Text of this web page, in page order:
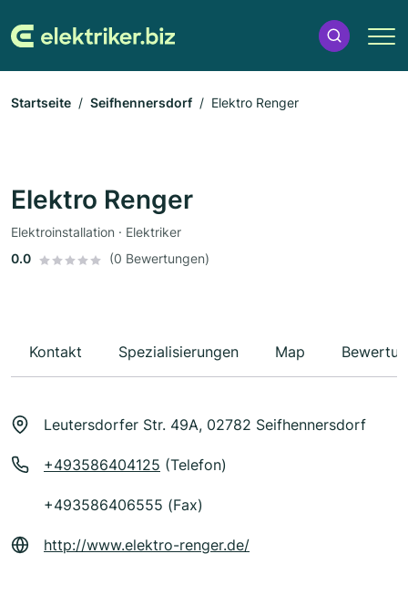
Startseite Seifhennersdorf Elektro Renger
Elektro Renger
Elektroinstallation · Elektriker
0.0
(0 Bewertungen)
Kontakt Spezialisierungen Map
Leutersdorfer Str. 49A, 02782 Seifhennersdorf
+493586404125 (Telefon)
+493586406555 (Fax)
http://www.elektro-renger.de/